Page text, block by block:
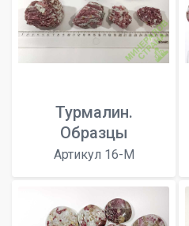
Турмалин.
Образцы
Артикул 16-M